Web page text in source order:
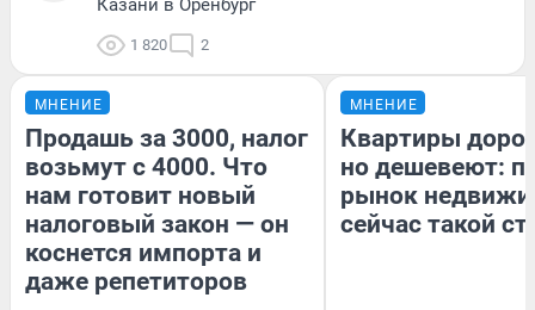
Казани в Оренбург
1 820 2
МНЕНИЕ
Продашь за 3000, налог
возьмут с 4000. Что
нам готовит новый
налоговый закон — он
коснется импорта и
даже репетиторов
МНЕНИЕ
Квартиры
но дешевеют:
рынок
сейчас такой